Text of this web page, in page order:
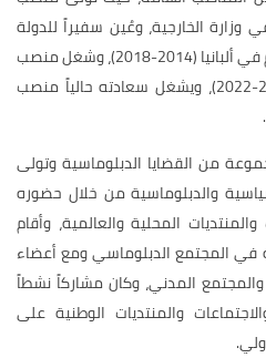
وزارة الخارجية، وعُين سفيراً للدولة
لدى جمهورية اليونان غير مقيم في ألبانيا (2014-2018)، وشغل منصب
سفير الدولة لدى إيرلندا (2018-2022)، ويشغل سعادته حالياً منصب
من القضايا الدبلوماسية وتولى
والدبلوماسية من خلال حضوره
المحلية والعالمية، وأقام
في المجتمع الدبلوماسي ومع أعضاء
المدني، وكان مشاركاً نشطاً
والمنتديات الوطنية على